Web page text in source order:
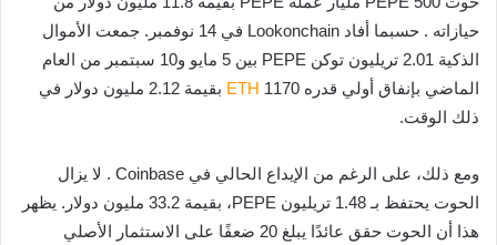
حيازاته . حسبما أفاد Lookonchain في 14 نوفمبر. جمعت الأموال
الذكية 2.01 تريليون توكن PEPE بين 5 مايو و10 سبتمبر من العام
الماضي بإنفاق أولي قدره 1170
ETH
بقيمة 2.12 مليون دولار في
ذلك الوقت.
ومع ذلك، على الرغم من الإيداع الحالي في Coinbase . لا يزال
الحوت يحتفظ بـ 1.48 تريليون PEPE، بقيمة 33.2 مليون دولار. يظهر
هذا أن الحوت حقق عائدًا يبلغ 20 ضعفًا على الاستثمار الأصلي